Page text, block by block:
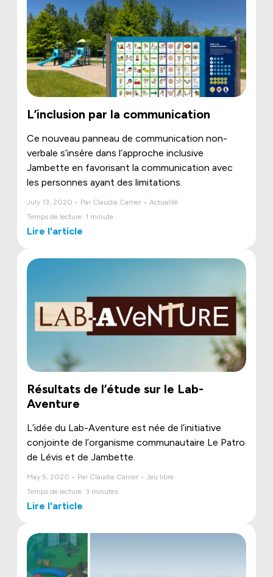
L’inclusion par la communication
Ce nouveau panneau de communication non-
verbale s’insère dans l’approche inclusive
Jambette en favorisant la communication avec
les personnes ayant des limitations.
July 13, 2020 • Par Claudia Carrier • Actualité
Temps de lecture: 1 minute
Lire l'article
Résultats de l’étude sur le Lab-
Aventure
L’idée du Lab-Aventure est née de l’initiative
conjointe de l’organisme communautaire Le Patro
de Lévis et de Jambette.
May 5, 2020 • Par Claudia Carrier • Jeu libre
Temps de lecture: 3 minutes
Lire l'article